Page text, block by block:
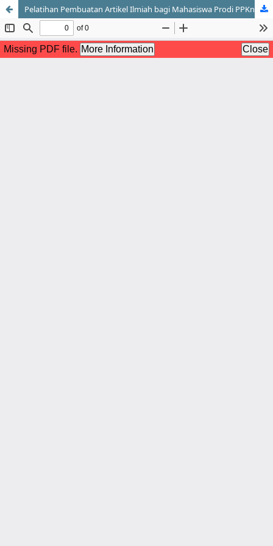
Pelatihan Pembuatan Artikel Ilmiah bagi Mahasiswa Prodi PPKn Universitas Muhammadiyah Ponorogo